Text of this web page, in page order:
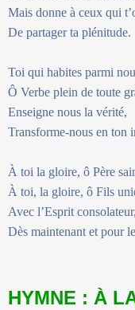
Mais donne à ceux qui
De partager ta plénitude.
Toi qui habites parmi
Ô Verbe plein de toute
Enseigne nous la vérité,
Transforme-nous en ton
À toi la gloire, ô Père
À toi, la gloire, ô Fils
Avec l’Esprit consolateur,
Dès maintenant et pour
HYMNE : À